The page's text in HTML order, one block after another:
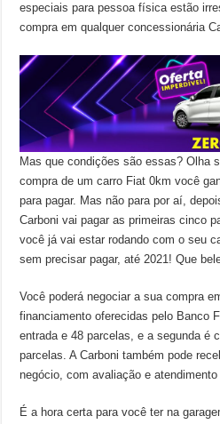
especiais para pessoa física estão
compra em qualquer concessionária
Mas que condições são essas? Olha
compra de um carro Fiat 0km você
para pagar. Mas não para por aí,
Carboni vai pagar as primeiras cinco
você já vai estar rodando com o seu
sem precisar pagar, até 2021! Que
Você poderá negociar a sua compra
financiamento oferecidas pelo Banco
entrada e 48 parcelas, e a segunda é
parcelas. A Carboni também pode
negócio, com avaliação e
É a hora certa para você ter na